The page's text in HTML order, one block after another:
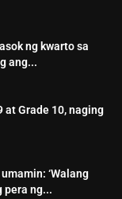
ng kwarto sa
ang...
at Grade 10, naging
‘Walang
pera ng...